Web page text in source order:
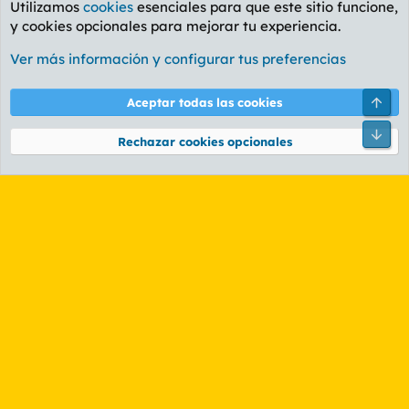
Foro General
Cookies
PL OLDSTYLE AMARILLO
Términos y reglas Política de privacidad Ayuda
Community platform by XenForo® © 2010-2026 XenForo Ltd.
Utilizamos cookies esenciales para que este sitio funcione,
y cookies opcionales para mejorar tu experiencia.
Ver más información y configurar tus preferencias
Aceptar todas las cookies
Rechazar cookies opcionales
Pie